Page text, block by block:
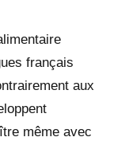
français
aux
même avec